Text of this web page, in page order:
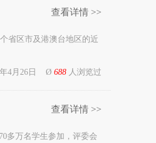
查看详情 >>
省区市及港澳台地区的近
年4月26日 Ø 688 人浏览过
查看详情 >>
多万名学生参加，评委会